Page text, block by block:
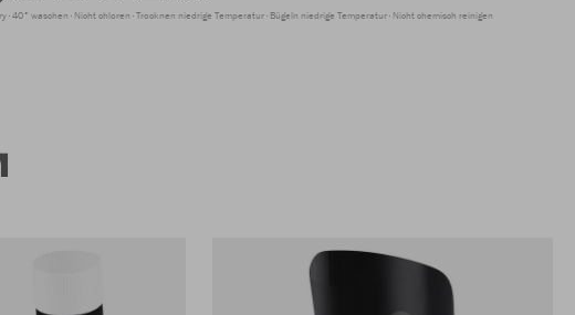
40° waschen Nicht chloren Trocknen niedrige Temperatur Bügeln niedrige Temperatur Nicht chemisch reinigen